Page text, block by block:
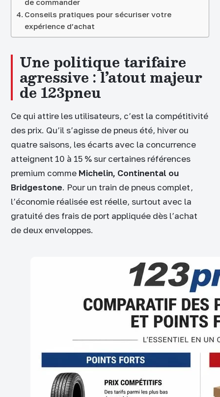
de commander
Conseils pratiques pour sécuriser votre
expérience d’achat
Une politique tarifaire
agressive : l’atout majeur
de 123pneu
Ce qui attire les utilisateurs, c’est la compétitivité
des prix. Qu’il s’agisse de pneus été, hiver ou
quatre saisons, les écarts avec la concurrence
atteignent 10 à 15 % sur certaines références
premium comme Michelin, Continental ou
Bridgestone. Pour un train de pneus complet,
l’économie réalisée est réelle, surtout avec la
gratuité des frais de port appliquée dès l’achat
de deux enveloppes.